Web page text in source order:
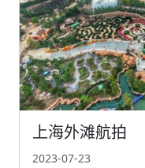
上海外滩航拍
2023-07-23